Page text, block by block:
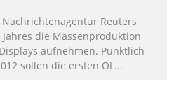
Reuters
die Massenproduktion
aufnehmen. Pünktlich
sollen die ersten OL...